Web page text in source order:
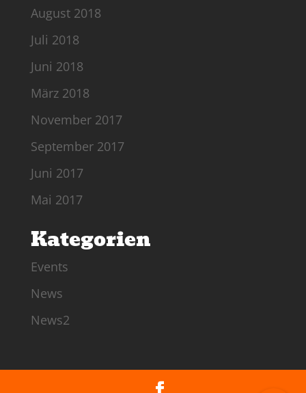
August 2018
Juli 2018
Juni 2018
März 2018
November 2017
September 2017
Juni 2017
Mai 2017
Kategorien
Events
News
News2